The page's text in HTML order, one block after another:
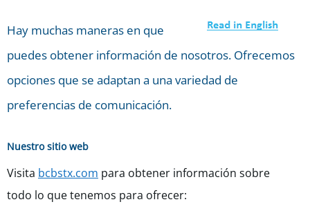
Hay muchas maneras en que
puedes obtener información de nosotros. Ofrecemos
opciones que se adaptan a una variedad de
preferencias de comunicación.
Nuestro sitio web
Visita bcbstx.com para obtener información sobre
todo lo que tenemos para ofrecer: